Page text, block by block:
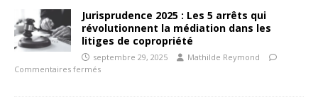
Jurisprudence 2025 : Les 5 arrêts qui
révolutionnent la médiation dans les
litiges de copropriété
septembre 29, 2025
Mathilde Reymond
Commentaires fermés